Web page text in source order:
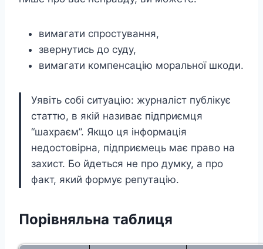
вимагати спростування,
звернутись до суду,
вимагати компенсацію моральної шкоди.
Уявіть собі ситуацію: журналіст публікує
статтю, в якій називає підприємця
“шахраєм”. Якщо ця інформація
недостовірна, підприємець має право на
захист. Бо йдеться не про думку, а про
факт, який формує репутацію.
Порівняльна таблиця